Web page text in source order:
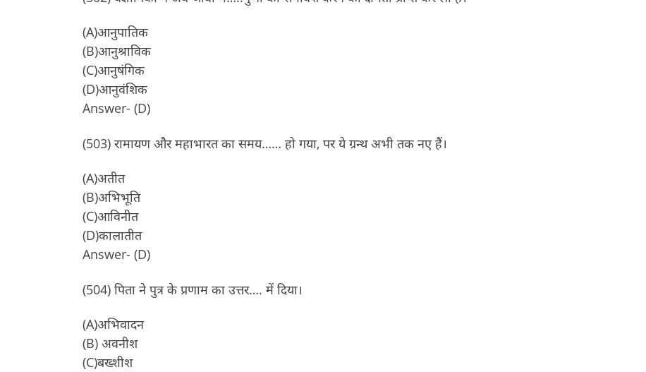
(A)आनुपातिक
(B)आनुश्राविक
(C)आनुषंगिक
(D)आनुवंशिक
Answer- (D)
(503) रामायण और महाभारत का समय…… हो गया, पर ये ग्रन्थ अभी तक नए हैं।
(A)अतीत
(B)अभिभूति
(C)आविनीत
(D)कालातीत
Answer- (D)
(504) पिता ने पुत्र के प्रणाम का उत्तर…. में दिया।
(A)अभिवादन
(B) अवनीश
(C)बख्शीश